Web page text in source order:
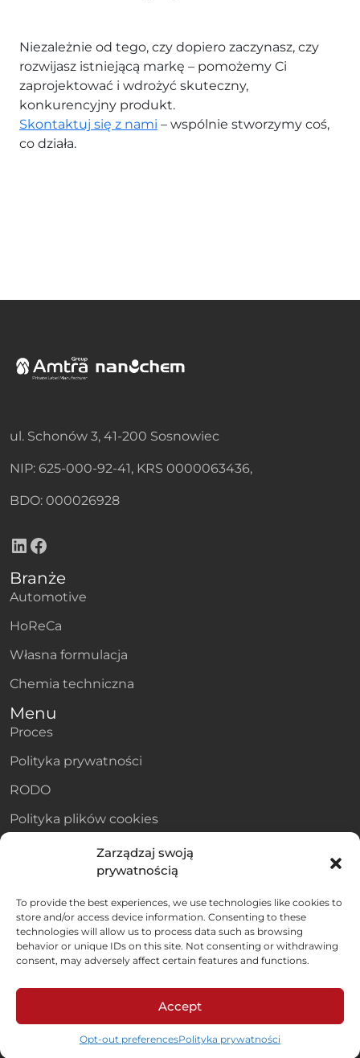
Zarządzaj swoją
prywatnością
To provide the best experiences, we use technologies like cookies to
store and/or access device information. Consenting to these
technologies will allow us to process data such as browsing
behavior or unique IDs on this site. Not consenting or withdrawing
consent, may adversely affect certain features and functions.
Accept
Opt-out preferencesPolityka prywatności
Niezależnie od tego, czy dopiero zaczynasz, czy
rozwijasz istniejącą markę – pomożemy Ci
zaprojektować i wdrożyć skuteczny,
konkurencyjny produkt.
Skontaktuj się z nami – wspólnie stworzymy coś,
co działa.
ul. Schonów 3, 41-200 Sosnowiec
NIP: 625-000-92-41, KRS 0000063436,
BDO: 000026928
LinkedIn Facebook
Branże
Automotive
HoReCa
Własna formulacja
Chemia techniczna
Menu
Proces
Polityka prywatności
RODO
Polityka plików cookies
Dane kontaktowe
Biuro
ul. Schonów 3, 41-200
Sosnowiec
Wszelkie prawa zastrzeżone©